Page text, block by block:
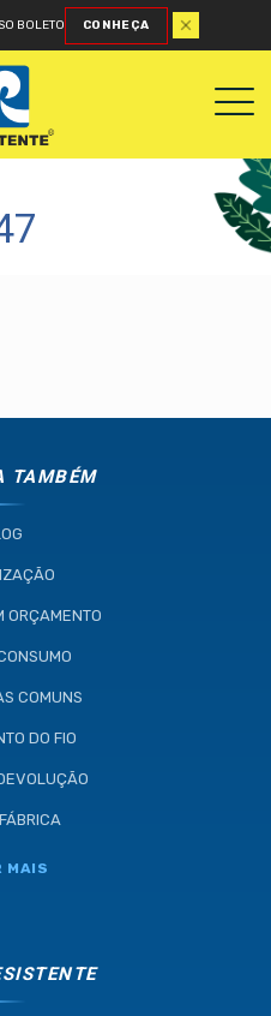
BOLETO CONHEÇA
Comercio de Linhas
TAMBÉM
ORÇAMENTO
COMUNS
DO FIO
MAIS